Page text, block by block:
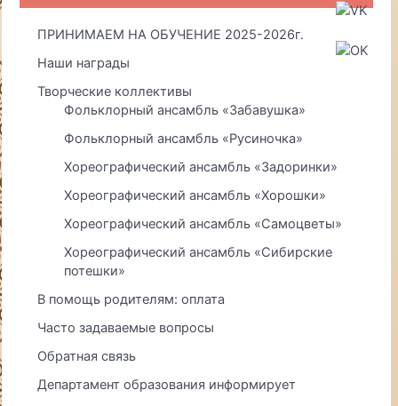
ПРИНИМАЕМ НА ОБУЧЕНИЕ 2025-2026г.
Наши награды
Творческие коллективы
Фольклорный ансамбль «Забавушка»
Фольклорный ансамбль «Русиночка»
Хореографический ансамбль «Задоринки»
Хореографический ансамбль «Хорошки»
Хореографический ансамбль «Самоцветы»
Хореографический ансамбль «Сибирские
потешки»
В помощь родителям: оплата
Часто задаваемые вопросы
Обратная связь
Департамент образования информирует